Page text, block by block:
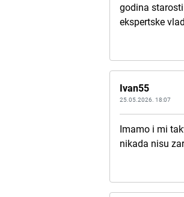
godina
ekspertske
Ivan55
25.05.2026. 18:07
Imamo i mi
nikada nisu